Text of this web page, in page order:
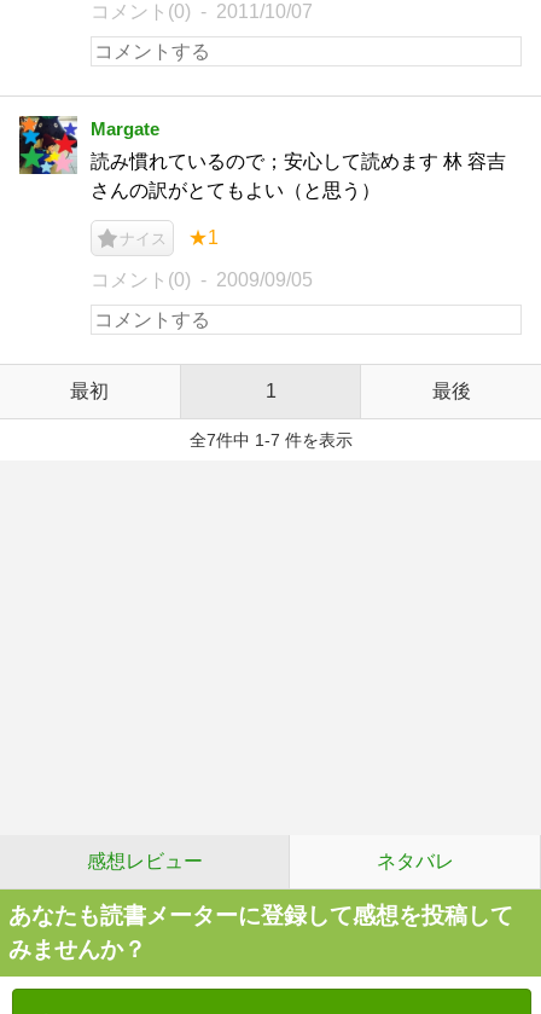
コメント(0) 2011/10/07
Margate
読み慣れているので；安心して読めます 林 容吉
さんの訳がとてもよい（と思う）
ナイス ★1
コメント(0) 2009/09/05
最初 1 最後
全7件中 1-7 件を表示
感想レビュー ネタバレ
あなたも読書メーターに登録して感想を投稿して
みませんか？